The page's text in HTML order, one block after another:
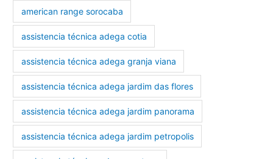
american range sorocaba
assistencia técnica adega cotia
assistencia técnica adega granja viana
assistencia técnica adega jardim das flores
assistencia técnica adega jardim panorama
assistencia técnica adega jardim petropolis